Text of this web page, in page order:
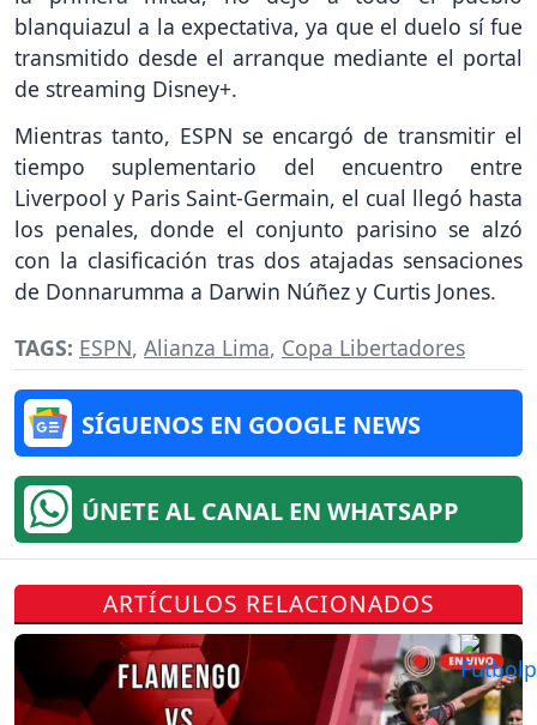
blanquiazul a la expectativa, ya que el duelo sí fue
transmitido desde el arranque mediante el portal
de streaming Disney+.
Mientras tanto, ESPN se encargó de transmitir el
tiempo suplementario del encuentro entre
Liverpool y Paris Saint-Germain, el cual llegó hasta
los penales, donde el conjunto parisino se alzó
con la clasificación tras dos atajadas sensaciones
de Donnarumma a Darwin Núñez y Curtis Jones.
TAGS: ESPN, Alianza Lima, Copa Libertadores
SÍGUENOS EN GOOGLE NEWS
ÚNETE AL CANAL EN WHATSAPP
ARTÍCULOS RELACIONADOS